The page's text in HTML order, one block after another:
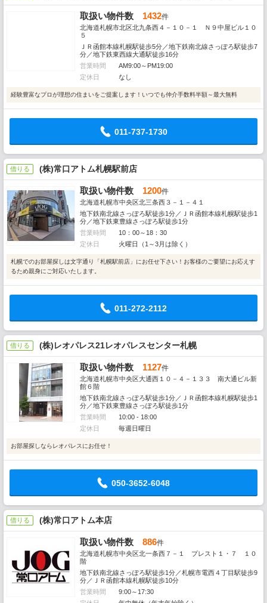
取扱い物件数 1432件
北海道札幌市北区北九条西４－１０－１ Ｎ９中屋ビル１０
５
ＪＲ函館本線札幌駅徒歩5分／地下鉄南北線さっぽろ駅徒歩7
分／地下鉄東西線大通駅徒歩16分
営業時間
AM9:00～PM19:00
定休日
なし
経験豊富なプロが理想の住まいをご提案します！いつでも仲介手数料半額～最大無料
011-737-1730
借りる (株)常口アトム札幌駅前店
取扱い物件数 1200件
北海道札幌市中央区北三条西３－１－４１
地下鉄南北線さっぽろ駅徒歩1分／ＪＲ函館本線札幌駅徒歩1
分／地下鉄東豊線さっぽろ駅徒歩1分
営業時間
10：00～18：30
定休日
火曜日（1～3月は除く）
札幌でのお部屋探しは文字通り「札幌駅前店」にお任せ下さい！お客様のご要望にお応えす
るため親身にご対応いたします。
011-272-2112
借りる (株)レオパレス21レオパレスセンター札幌
取扱い物件数 1127件
北海道札幌市中央区大通西１０－４－１３３ 南大通ビル新
館６階
地下鉄南北線さっぽろ駅徒歩1分／ＪＲ函館本線札幌駅徒歩1
分／地下鉄東豊線さっぽろ駅徒歩1分
営業時間
10:00 - 18:00
定休日
毎週日曜日
お部屋探しならレオパレスにお任せ！
050-3652-6048
借りる (株)常口アトム本店
取扱い物件数 886件
北海道札幌市中央区北一条西７－１ プレスト１・７ １０
階
地下鉄南北線さっぽろ駅徒歩1分／札幌市電西４丁目駅徒歩9
分／ＪＲ函館本線札幌駅徒歩10分
営業時間
9:00～17:30